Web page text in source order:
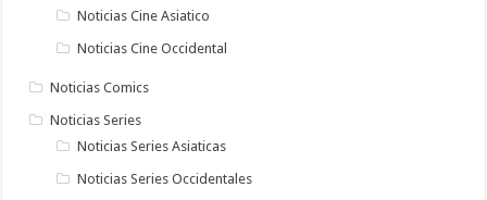
Noticias Cine Asiatico
Noticias Cine Occidental
Noticias Comics
Noticias Series
Noticias Series Asiaticas
Noticias Series Occidentales